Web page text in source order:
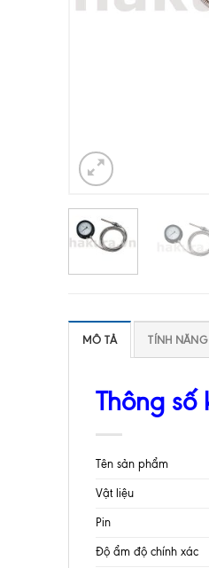
MÔ TẢ TÍNH NĂNG
Thông
Tên sản phẩm
Vật liệu
Pin
Độ ẩm độ chính xác